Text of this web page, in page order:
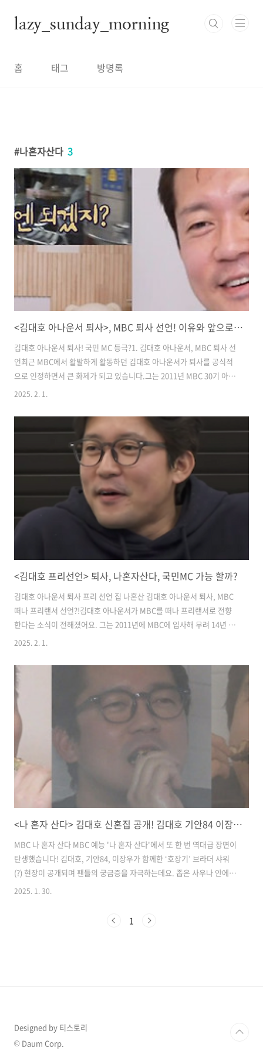
lazy_sunday_morning
홈 태그 방명록
나혼자산다 3
<김대호 아나운서 퇴사>, MBC 퇴사 선언! 이유와 앞으로의 행보는?
김대호 아나운서 퇴사! 국민 MC 등극?1. 김대호 아나운서, MBC 퇴사 선
언​최근 MBC에서 활발하게 활동하던 김대호 아나운서가 퇴사를 공식적
으로 인정하면서 큰 화제가 되고 있습니다.​그는 2011년 MBC 30기 아나
운서로 입사해 뉴스뿐만 아니라 예능, 교양 프로그램에서 두각을 나타내
*"나 혼자 산다"*에서 직접 퇴사 소식을 전하며 변화가 필요하다는 입장
을 밝혔습니다."MBC에서 14년 동안 많은 경험을 쌓았고, 이제는 새로운
도전에 나서고 싶다."- 김대호 아나운서이 발언과 함께 김대호 아나운서
의 프리랜서 전향 가능성이 높아졌다는 의견이 나오고 있습니다. 2. 퇴사
이유는?​김대호 아나운서는 정확한 퇴사 이유를 직접 밝히지..
2025. 2. 1.
<김대호 프리선언> 퇴사, 나혼자산다, 국민MC 가능 할까?
김대호 아나운서 퇴사 프리 선언 집 나혼산 ​김대호 아나운서 퇴사, MBC
떠나 프리랜서 선언?!​김대호 아나운서가 MBC를 떠나 프리랜서로 전향
한다는 소식이 전해졌어요. 그는 2011년에 MBC에 입사해 무려 14년 동
안 다양한 프로그램에서 활약해 왔죠. 그의 유쾌한 진행 스타일과 친근한
일 방송된 '나 혼자 산다'에서 김대호 아나운서는 동료들에게 직접 퇴사
의사를 밝혔고, 방송 이후 그의 소식이 온라인에서도 빠르게 확산되었어
요. MBC 측에서도 퇴사 절차를 논의 중이라는 공식 입장을 밝혀 그의 프
리랜서 전향이 거의 확정된 상황입니다. 시청자들 사이에서도 "그동안
고생 많았다", "새로운 도전 응원한다"는 응원의 메시지가 이어지고..
2025. 2. 1.
<나 혼자 산다> 김대호 신혼집 공개! 김대호 기안84 이장우, 사우나 속 충격적인 쓰리샷! 무슨 일이?
MBC 나 혼자 산다 MBC 예능 '나 혼자 산다'에서 또 한 번 역대급 장면이
탄생했습니다! 김대호, 기안84, 이장우가 함께한 ‘호장기’ 브라더 샤워
(?) 현장이 공개되며 팬들의 궁금증을 자극하는데요. 좁은 사우나 안에서
벌어진 뜻밖의 상황, 과연 무슨 일이 있었을까요?'호장기' 브라더 샤워,
김대호, 기안84, 이장우가 함께하는 집들이 2탄이 공개됩니다. 김대호는
2025. 1. 30.
1
Designed by 티스토리
© Daum Corp.